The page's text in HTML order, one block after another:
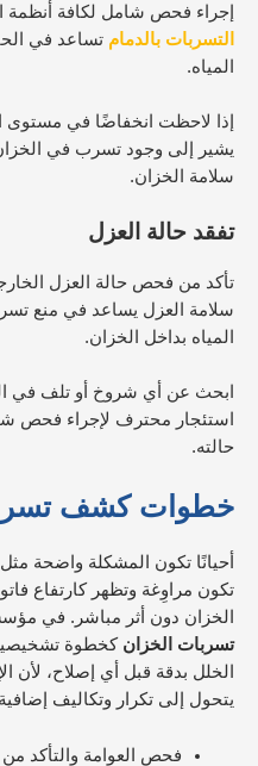
إجراء فحص شامل لكافة أنظمة
التسربات بالدمام تساعد في
المياه.
إذا لاحظت انخفاضًا في مستوى
يشير إلى وجود تسرب في
سلامة الخزان.
تفقد حالة العزل
تأكد من فحص حالة العزل
سلامة العزل يساعد في منع
المياه بداخل الخزان.
ابحث عن أي شروخ أو تلف في
استئجار محترف لإجراء فحص
حالته.
خطوات كشف
أحيانًا تكون المشكلة واضحة
تكون مراوِغة وتظهر كارتفاع
الخزان دون أثر مباشر. في
تسربات الخزان كخطوة
الخلل بدقة قبل أي إصلاح، لأن
يتحول إلى تكرار وتكاليف
فحص العوامة والتأكد من